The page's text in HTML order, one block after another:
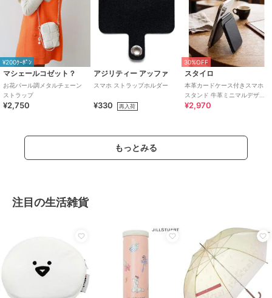
¥200ｸｰﾎﾟﾝ
マシェールコゼット？
お花パール調メタルチェーン
ストラップ
¥2,750
アジリティー アッファ
スマホ ストラップホルダー
¥330 再入荷
30%OFF
スタイロ
本革カードケース付きスマホ
スタンド 牛革ミニマルデザイ
ン
¥2,970
もっとみる
注目の生活雑貨